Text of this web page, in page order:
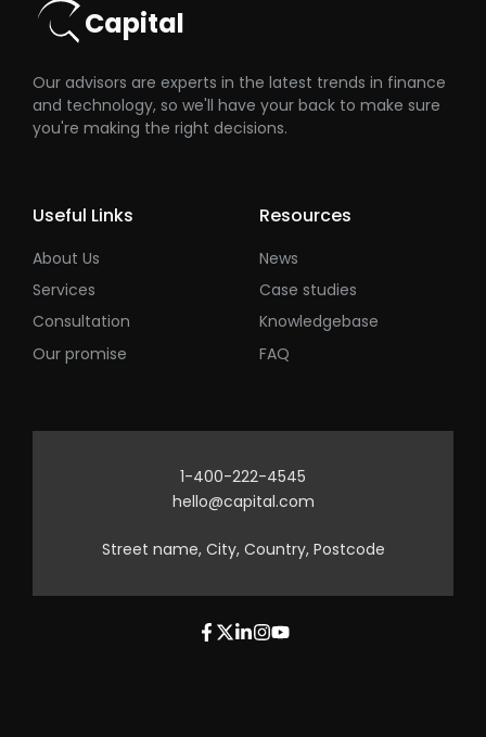
Capital
Our advisors are experts in the latest trends in finance
and technology, so we'll have your back to make sure
you're making the right decisions.
Useful Links
About Us
Services
Consultation
Our promise
Resources
News
Case studies
Knowledgebase
FAQ
1-400-222-4545
hello@capital.com
Street name, City, Country, Postcode